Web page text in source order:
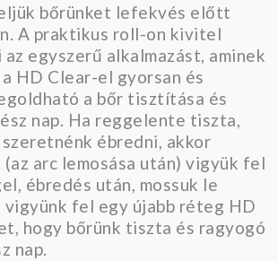
bőrünket lefekvés előtt
A praktikus roll-on kivitel
egyszerű alkalmazást, aminek
HD Clear-el gyorsan és
a bőr tisztítása és
nap. Ha reggelente tiszta,
ébredni, akkor
arc lemosása után) vigyük fel
ébredés után, mossuk le
vigyünk fel egy újabb réteg HD
hogy bőrünk tiszta és ragyogó
nap.